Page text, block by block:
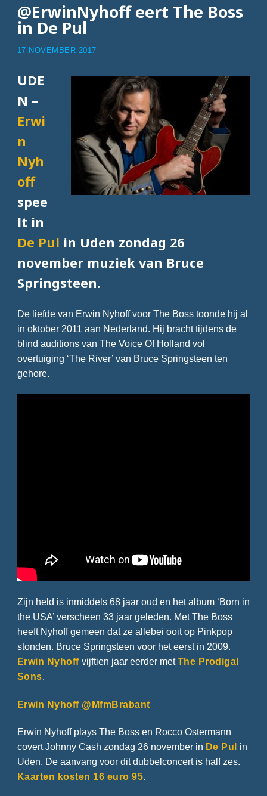
@ErwinNyhoff eert The Boss
in De Pul
17 NOVEMBER 2017
UDE
N –
Erwi
n
Nyh
off
spee
lt in
De Pul in Uden zondag 26
november muziek van Bruce
Springsteen.
De liefde van Erwin Nyhoff voor The Boss toonde hij al
in oktober 2011 aan Nederland. Hij bracht tijdens de
blind auditions van The Voice Of Holland vol
overtuiging ‘The River’ van Bruce Springsteen ten
gehore.
Zijn held is inmiddels 68 jaar oud en het album ‘Born in
the USA’ verscheen 33 jaar geleden. Met The Boss
heeft Nyhoff gemeen dat ze allebei ooit op Pinkpop
stonden. Bruce Springsteen voor het eerst in 2009.
Erwin Nyhoffvijftien jaar eerder metThe Prodigal
Sons.
Erwin Nyhoff @MfmBrabant
Erwin Nyhoff plays The Boss en Rocco Ostermann
covert Johnny Cash zondag 26 november in De Pul in
Uden. De aanvang voor dit dubbelconcert is half zes.
Kaarten kosten 16 euro 95.